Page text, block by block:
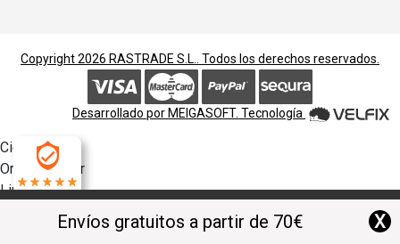
Copyright 2026 RASTRADE S.L.. Todos los derechos reservados.
Desarrollado por MEIGASOFT. Tecnología
4.9
Envíos gratuitos a partir de 70€ X
Cierra
Ordenado por
Limpiar